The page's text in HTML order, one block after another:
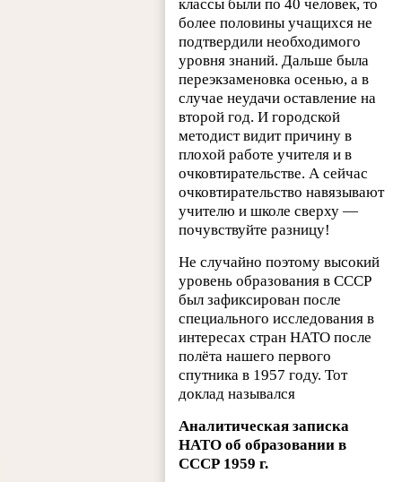
классы были по 40 человек, то
более половины учащихся не
подтвердили необходимого
уровня знаний. Дальше была
переэкзаменовка осенью, а в
случае неудачи оставление на
второй год. И городской
методист видит причину в
плохой работе учителя и в
очковтирательстве. А сейчас
очковтирательство навязывают
учителю и школе сверху —
почувствуйте разницу!
Не случайно поэтому высокий
уровень образования в СССР
был зафиксирован после
специального исследования в
интересах стран НАТО после
полёта нашего первого
спутника в 1957 году. Тот
доклад назывался
Аналитическая записка
НАТО об образовании в
СССР 1959 г.